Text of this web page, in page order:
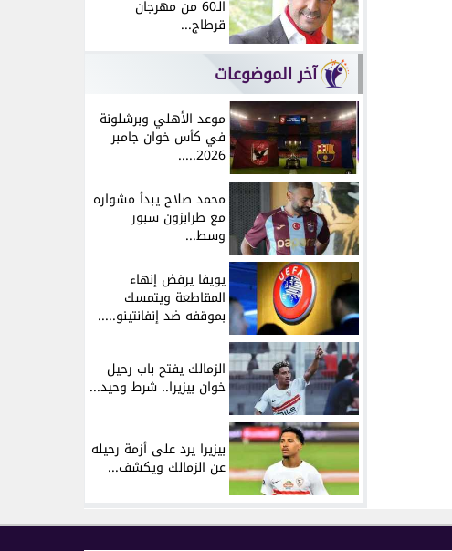
الـ60 من مهرجان
قرطاج...
آخر الموضوعات
موعد الأهلي وبرشلونة
في كأس خوان جامبر
2026.....
محمد صلاح يبدأ مشواره
مع طرابزون سبور
وسط...
يويفا يرفض إنهاء
المقاطعة ويتمسك
بموقفه ضد إنفانتينو.....
الزمالك يفتح باب رحيل
خوان بيزيرا.. شرط وحيد...
بيزيرا يرد على أزمة رحيله
عن الزمالك ويكشف...